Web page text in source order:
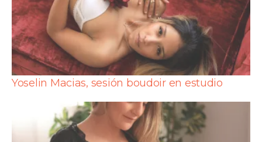
Yoselin Macias, sesión boudoir en estudio